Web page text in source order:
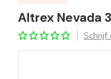
Altrex Nevada
Schrijf